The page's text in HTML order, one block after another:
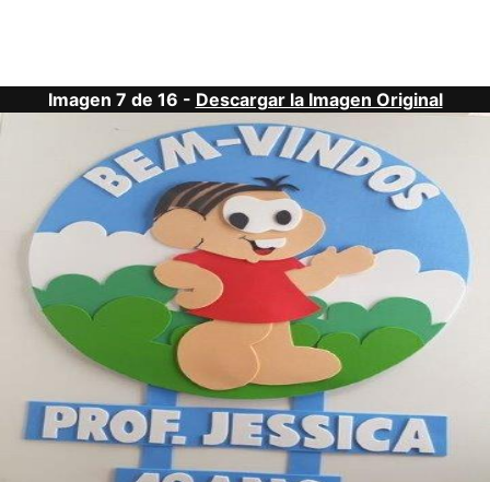
Imagen 7 de 16 - Descargar la Imagen Original